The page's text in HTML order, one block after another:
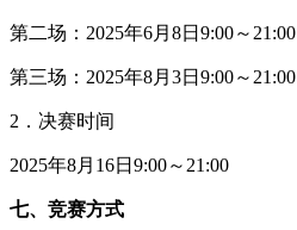
第二场：2025年6月8日9:00～21:00
第三场：2025年8月3日9:00～21:00
2．决赛时间
2025年8月16日9:00～21:00
七、竞赛方式